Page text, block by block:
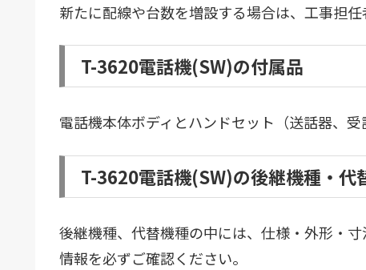
新たに配線や台数を増設する場合は、工事担
T-3620電話機(SW)の付属品
電話機本体ボディとハンドセット（送話器、
T-3620電話機(SW)の後継機種・代
後継機種、代替機種の中には、仕様・外形・
情報を必ずご確認ください。